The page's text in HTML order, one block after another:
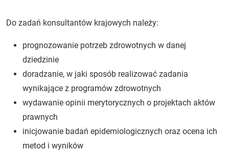
Do zadań konsultantów krajowych należy:
prognozowanie potrzeb zdrowotnych w danej
dziedzinie
doradzanie, w jaki sposób realizować zadania
wynikające z programów zdrowotnych
wydawanie opinii merytorycznych o projektach aktów
prawnych
inicjowanie badań epidemiologicznych oraz ocena ich
metod i wyników